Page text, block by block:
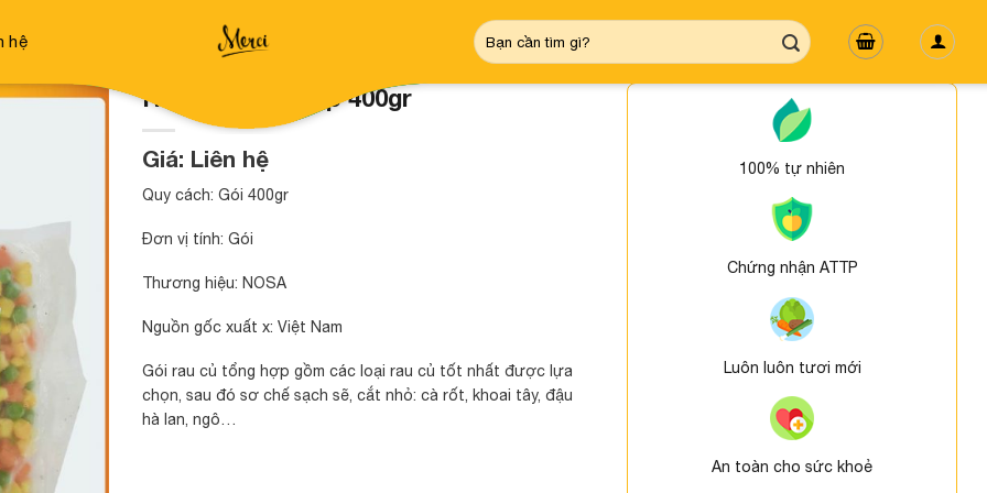
hệ
Tìm
kiếm:
Rau củ tổng hợp 400gr
Giá: Liên hệ
Quy cách: Gói 400gr
Đơn vị tính: Gói
Thương hiệu: NOSA
Nguồn gốc xuất x: Việt Nam
Gói rau củ tổng hợp gồm các loại rau củ tốt nhất được lựa
chọn, sau đó sơ chế sạch sẽ, cắt nhỏ: cà rốt, khoai tây, đậu
hà lan, ngô…
100% tự nhiên
Chứng nhận ATTP
Luôn luôn tươi mới
An toàn cho sức khoẻ